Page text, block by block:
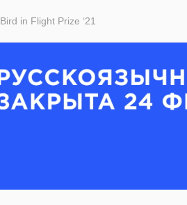
Bird in Flight Prize ‘21